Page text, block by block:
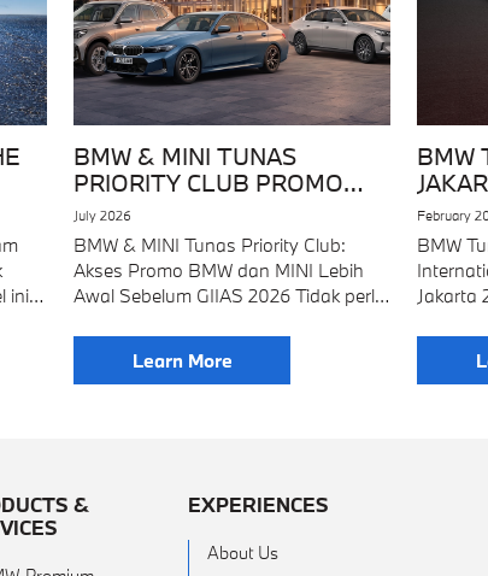
ini
BMW & MINI TUNAS
PRIORITY CLUB PROMO
GIIAS 2026
July 2026
BMW & MINI Tunas Priority Club:
Akses Promo BMW dan MINI Lebih
Awal Sebelum GIIAS 2026 Tidak perlu
MINI dari BMW
Learn More
BMW
February
BMW
Jakarta
&
EXPERIENCES
About Us